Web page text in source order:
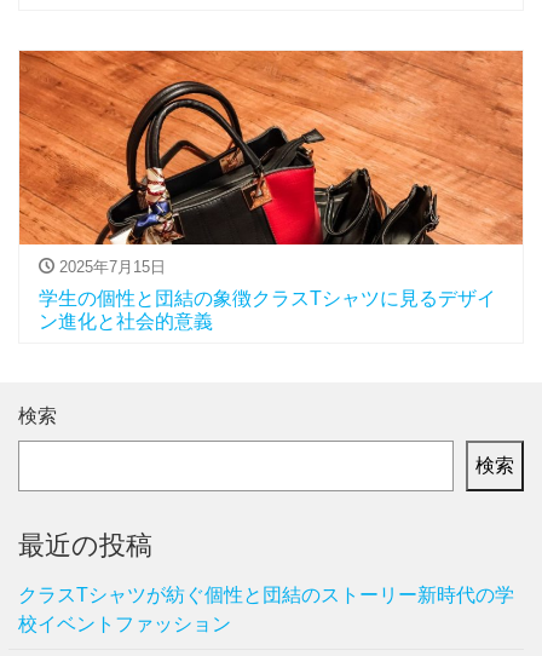
2025年7月15日
学生の個性と団結の象徴クラスTシャツに見るデザイ
ン進化と社会的意義
検索
検索
最近の投稿
クラスTシャツが紡ぐ個性と団結のストーリー新時代の学
校イベントファッション